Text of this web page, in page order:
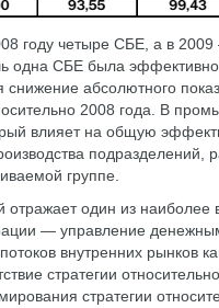
году четыре СБЕ, а в
СБЕ была
абсолютного
2008 года. В
влияет на общую
подразделений,
группе.
один из наиболее
— управление
внутренних рынков
стратегии
стратегии